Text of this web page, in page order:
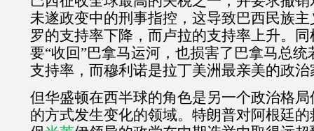
未遂政变中的刑事指控，这导致巴西民族
罗的支持率下降，而卢拉的支持率上升。
要“收回”巴拿马运河，也损害了巴拿马总统
支持率，而穆利诺是拉丁美洲最亲美的政治
但华盛顿在西半球的角色是另一个政治格
的方式发生变化的领域。特朗普对阿根廷